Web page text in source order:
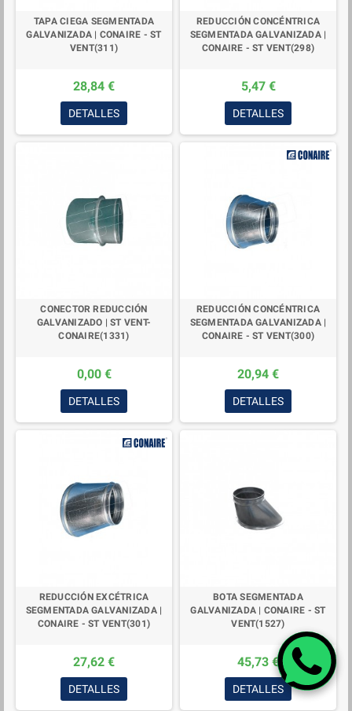
TAPA CIEGA SEGMENTADA
GALVANIZADA | CONAIRE - ST
VENT(311)
28,84 €
DETALLES
REDUCCIÓN CONCÉNTRICA
SEGMENTADA GALVANIZADA |
CONAIRE - ST VENT(298)
5,47 €
DETALLES
CONECTOR REDUCCIÓN
GALVANIZADO | ST VENT-
CONAIRE(1331)
0,00 €
DETALLES
REDUCCIÓN CONCÉNTRICA
SEGMENTADA GALVANIZADA |
CONAIRE - ST VENT(300)
20,94 €
DETALLES
REDUCCIÓN EXCÉTRICA
SEGMENTADA GALVANIZADA |
CONAIRE - ST VENT(301)
27,62 €
DETALLES
BOTA SEGMENTADA
GALVANIZADA | CONAIRE - ST
VENT(1527)
45,73 €
DETALLES